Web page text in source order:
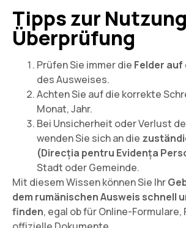
Tipps zur
Überprüfung
Prüfen Sie immer die Felder
des Ausweises.
Achten Sie auf die korrekte
Monat, Jahr.
Bei Unsicherheit oder Verlust
wenden Sie sich an die
(Direcția pentru Evidența
Stadt oder Gemeinde.
Mit diesem Wissen können Sie Ihr
dem rumänischen Ausweis schnell
finden, egal ob für Online-Formulare,